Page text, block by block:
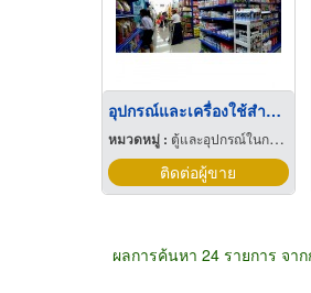
อุปกรณ์และเครื่องใช้สำหรับสัตว์เลี้ยง
หมวดหมู่ : ตู้และอุปกรณ์ในการเลี้ยงปลา
ติดต่อผู้ขาย
ผลการค้นหา 24 รายการ จา